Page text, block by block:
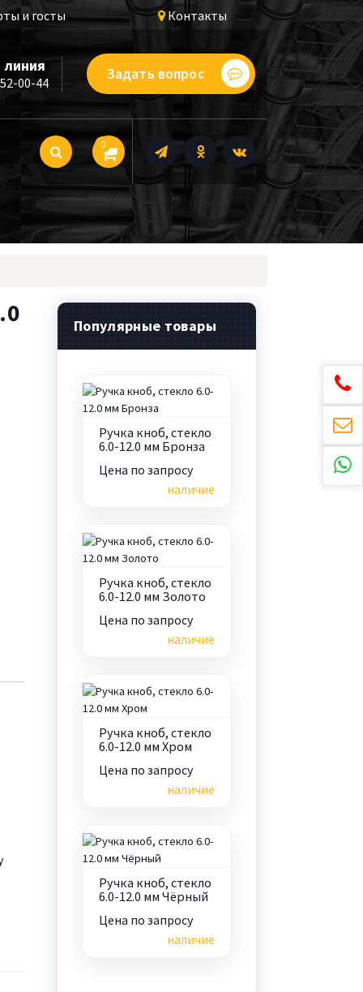
и госты Контакты
линия
00-44 Задать вопрос
0
Популярные товары
Ручка кноб, стекло
6.0-12.0 мм Бронза
Цена по запросу
наличие
Ручка кноб, стекло
6.0-12.0 мм Золото
Цена по запросу
наличие
Ручка кноб, стекло
6.0-12.0 мм Хром
Цена по запросу
наличие
Ручка кноб, стекло
6.0-12.0 мм Чёрный
Цена по запросу
наличие